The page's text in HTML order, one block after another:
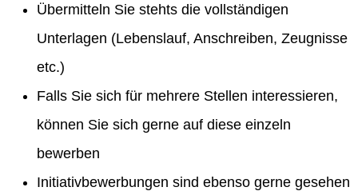
Übermitteln Sie stehts die vollständigen
Unterlagen (Lebenslauf, Anschreiben, Zeugnisse
etc.)
Falls Sie sich für mehrere Stellen interessieren,
können Sie sich gerne auf diese einzeln
bewerben
Initiativbewerbungen sind ebenso gerne gesehen